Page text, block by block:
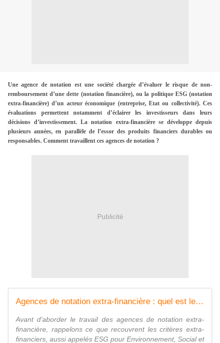
Une agence de notation est une société chargée d’évaluer le risque de non-
remboursement d’une dette (notation financière), ou la politique ESG (notation
extra-financière) d’un acteur économique (entreprise, Etat ou collectivité). Ces
évaluations permettent notamment d’éclairer les investisseurs dans leurs
décisions d’investissement. La notation extra-financière se développe depuis
plusieurs années, en parallèle de l’essor des produits financiers durables ou
responsables. Comment travaillent ces agences de notation ?
Publicité
Agences de notation extra-financière : quel est leur rôle ?
Avant d'aborder le travail des agences de notation extra-
financière, rappelons ce que recouvrent les critères extra-
financiers, aussi appelés ESG pour Environnement, Social et